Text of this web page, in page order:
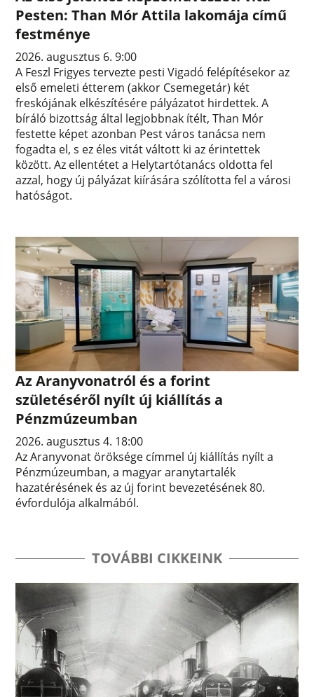
Pesten: Than Mór Attila lakomája című
festménye
2026. augusztus 6. 9:00
A Feszl Frigyes tervezte pesti Vigadó felépítésekor az
első emeleti étterem (akkor Csemegetár) két
freskójának elkészítésére pályázatot hirdettek. A
bíráló bizottság által legjobbnak ítélt, Than Mór
festette képet azonban Pest város tanácsa nem
fogadta el, s ez éles vitát váltott ki az érintettek
között. Az ellentétet a Helytartótanács oldotta fel
azzal, hogy új pályázat kiírására szólította fel a városi
hatóságot.
Az Aranyvonatról és a forint
születéséről nyílt új kiállítás a
Pénzmúzeumban
2026. augusztus 4. 18:00
Az Aranyvonat öröksége címmel új kiállítás nyílt a
Pénzmúzeumban, a magyar aranytartalék
hazatérésének és az új forint bevezetésének 80.
évfordulója alkalmából.
TOVÁBBI CIKKEINK